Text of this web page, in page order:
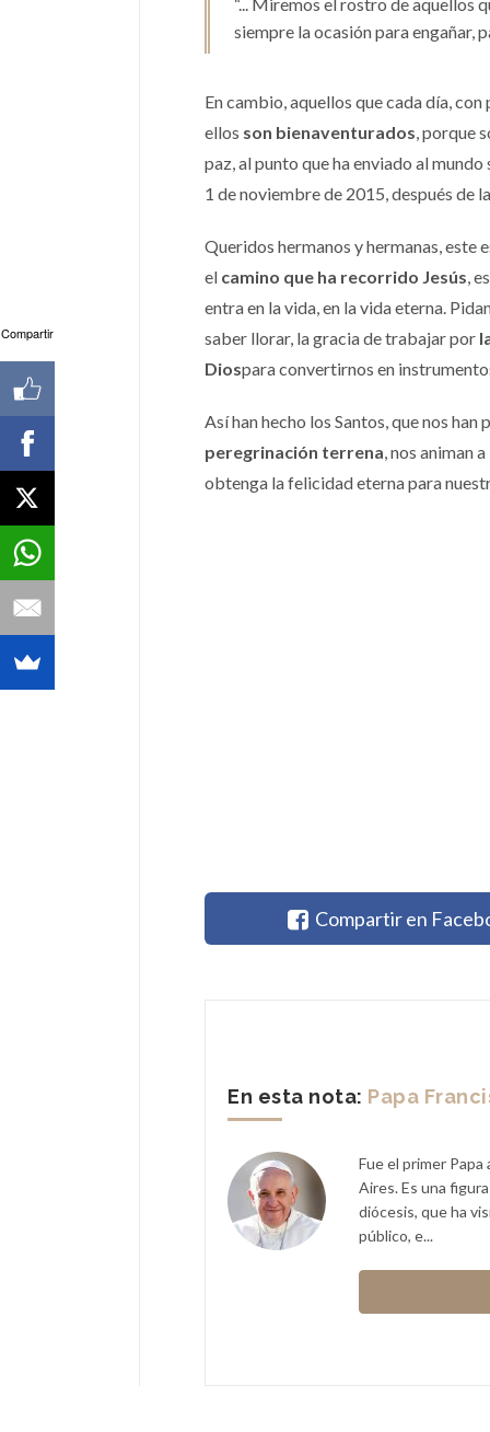
“... Miremos el rostro de aquellos
siempre la ocasión para engañar,
En cambio, aquellos que cada día,
ellos son bienaventurados, porque
paz, al punto que ha enviado al
1 de noviembre de 2015, después de
Queridos hermanos y hermanas, este
el camino que ha recorrido Jesús,
entra en la vida, en la vida eterna.
saber llorar, la gracia de trabajar por
Diospara convertirnos en
Así han hecho los Santos, que nos
peregrinación terrena, nos animan
obtenga la felicidad eterna para
Compartir en
En esta nota: Papa
Fue el primer
Aires. Es una
diócesis, que ha
público, e...
Compartir